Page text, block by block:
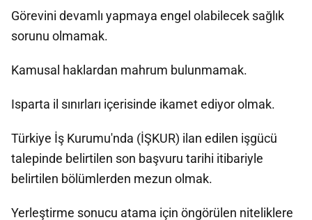
Görevini devamlı yapmaya engel olabilecek sağlık
sorunu olmamak.
Kamusal haklardan mahrum bulunmamak.
Isparta il sınırları içerisinde ikamet ediyor olmak.
Türkiye İş Kurumu'nda (İŞKUR) ilan edilen işgücü
talepinde belirtilen son başvuru tarihi itibariyle
belirtilen bölümlerden mezun olmak.
Yerleştirme sonucu atama için öngörülen niteliklere